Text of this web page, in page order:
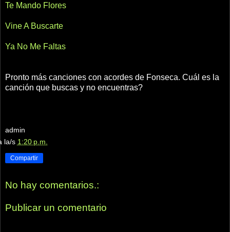
Te Mando Flores
Vine A Buscarte
Ya No Me Faltas
Pronto más canciones con acordes de Fonseca. Cuál es la
canción que buscas y no encuentras?
admin
la/s 1:20 p.m.
Compartir
No hay comentarios.:
Publicar un comentario